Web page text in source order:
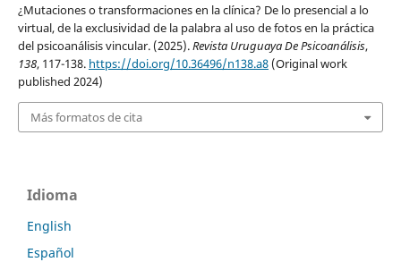
¿Mutaciones o transformaciones en la clínica? De lo presencial a lo
virtual, de la exclusividad de la palabra al uso de fotos en la práctica
del psicoanálisis vincular. (2025).Revista Uruguaya De Psicoanálisis,
138, 117-138. https://doi.org/10.36496/n138.a8(Original work
published 2024)
Más formatos de cita
Idioma
English
Español